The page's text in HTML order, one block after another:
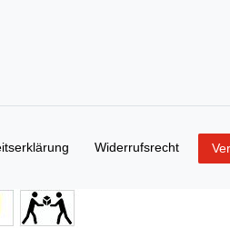
Widerrufs­recht